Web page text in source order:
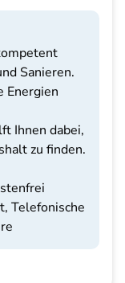
Sanieren.
Energien
Ihnen dabei,
zu finden.
Telefonische